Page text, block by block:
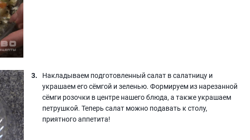
Накладываем подготовленный салат в салатницу и
украшаем его сёмгой и зеленью. Формируем из нарезанной
сёмги розочки в центре нашего блюда, а также украшаем
петрушкой. Теперь салат можно подавать к столу,
приятного аппетита!